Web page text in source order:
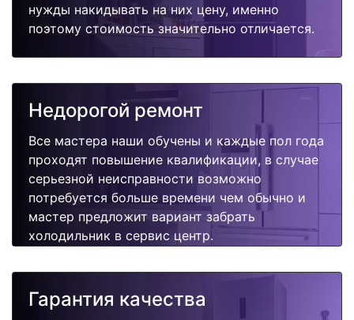
нужды накидывать на них цену, именно
поэтому стоимость значительно отличается.
Недорогой ремонт
Все мастера наши обучены и каждые пол года
проходят повышение квалификации, в случае
серьезной неисправности возможно
потребуется больше времени чем обычно и
мастер предложит вариант забрать
холодильник в сервис центр.
Гарантия качества